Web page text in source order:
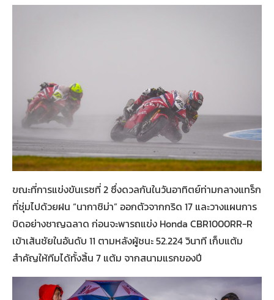
ขณะที่การแข่งขันเรซที่ 2 ซึ่งดวลกันในวันอาทิตย์ท่ามกลางแทร็ก
ที่ชุ่มไปด้วยฝน “นากาชิม่า” ออกตัวจากกริด 17 และวางแผนการ
บิดอย่างชาญฉลาด ก่อนจะพารถแข่ง Honda CBR1000RR-R
เข้าเส้นชัยในอันดับ 11 ตามหลังผู้ชนะ 52.224 วินาที เก็บแต้ม
สำคัญให้ทีมได้ทั้งสิ้น 7 แต้ม จากสนามแรกของปี